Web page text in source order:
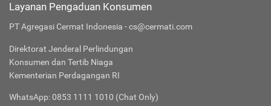
Layanan Pengaduan Konsumen
PT Agregasi Cermat Indonesia - cs@cermati.com
Direktorat Jenderal Perlindungan
Konsumen dan Tertib Niaga
Kementerian Perdagangan RI
WhatsApp: 0853 1111 1010 (Chat Only)